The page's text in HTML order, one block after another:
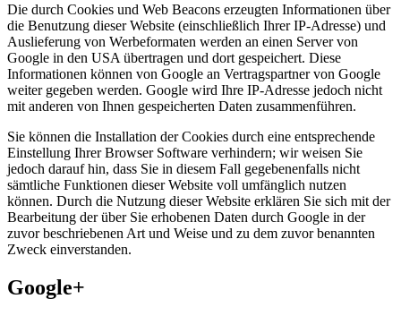
Die durch Cookies und Web Beacons erzeugten Informationen über
die Benutzung dieser Website (einschließlich Ihrer IP-Adresse) und
Auslieferung von Werbeformaten werden an einen Server von
Google in den USA übertragen und dort gespeichert. Diese
Informationen können von Google an Vertragspartner von Google
weiter gegeben werden. Google wird Ihre IP-Adresse jedoch nicht
mit anderen von Ihnen gespeicherten Daten zusammenführen.
Sie können die Installation der Cookies durch eine entsprechende
Einstellung Ihrer Browser Software verhindern; wir weisen Sie
jedoch darauf hin, dass Sie in diesem Fall gegebenenfalls nicht
sämtliche Funktionen dieser Website voll umfänglich nutzen
können. Durch die Nutzung dieser Website erklären Sie sich mit der
Bearbeitung der über Sie erhobenen Daten durch Google in der
zuvor beschriebenen Art und Weise und zu dem zuvor benannten
Zweck einverstanden.
Google+